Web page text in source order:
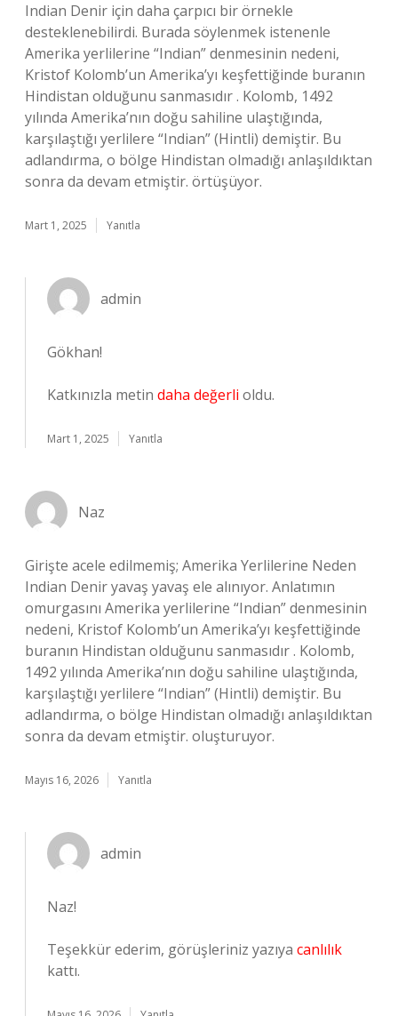
Indian Denir için daha çarpıcı bir örnekle
desteklenebilirdi. Burada söylenmek istenenle
Amerika yerlilerine “Indian” denmesinin nedeni,
Kristof Kolomb’un Amerika’yı keşfettiğinde buranın
Hindistan olduğunu sanmasıdır . Kolomb, 1492
yılında Amerika’nın doğu sahiline ulaştığında,
karşılaştığı yerlilere “Indian” (Hintli) demiştir. Bu
adlandırma, o bölge Hindistan olmadığı anlaşıldıktan
sonra da devam etmiştir. örtüşüyor.
Mart 1, 2025 Yanıtla
admin
Gökhan!
Katkınızla metin daha değerli oldu.
Mart 1, 2025 Yanıtla
Naz
Girişte acele edilmemiş; Amerika Yerlilerine Neden
Indian Denir yavaş yavaş ele alınıyor. Anlatımın
omurgasını Amerika yerlilerine “Indian” denmesinin
nedeni, Kristof Kolomb’un Amerika’yı keşfettiğinde
buranın Hindistan olduğunu sanmasıdır . Kolomb,
1492 yılında Amerika’nın doğu sahiline ulaştığında,
karşılaştığı yerlilere “Indian” (Hintli) demiştir. Bu
adlandırma, o bölge Hindistan olmadığı anlaşıldıktan
sonra da devam etmiştir. oluşturuyor.
Mayıs 16, 2026 Yanıtla
admin
Naz!
Teşekkür ederim, görüşleriniz yazıya canlılık
kattı.